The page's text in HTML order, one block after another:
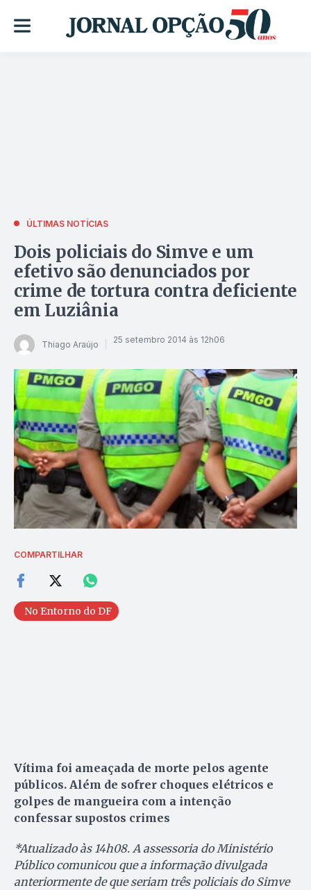
ÚLTIMAS NOTÍCIAS
Dois policiais do Simve e um
efetivo são denunciados por
crime de tortura contra deficiente
em Luziânia
Thiago Araújo 25 setembro 2014 às 12h06
COMPARTILHAR
No Entorno do DF
Vítima foi ameaçada de morte pelos agente
públicos. Além de sofrer choques elétricos e
golpes de mangueira com a intenção
confessar supostos crimes
*Atualizado às 14h08. A assessoria do Ministério
Público comunicou que a informação divulgada
anteriormente de que seriam três policiais do Simve